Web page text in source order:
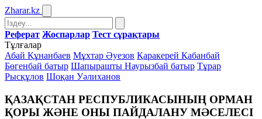
Zharar.kz
Реферат Жоспарлар Тест сұрақтары
Тұлғалар
Абай Құнанбаев Мұхтар Әуезов Қаракерей Қабанбай
Бөгенбай батыр Шапырашты Наурызбай батыр Тұрар
Рысқұлов Шоқан Уәлиханов
ҚАЗАҚСТАН РЕСПУБЛИКАСЫНЫҢ ОРМАН
ҚОРЫ ЖӘНЕ ОНЫ ПАЙДАЛАНУ МӘСЕЛЕСІ